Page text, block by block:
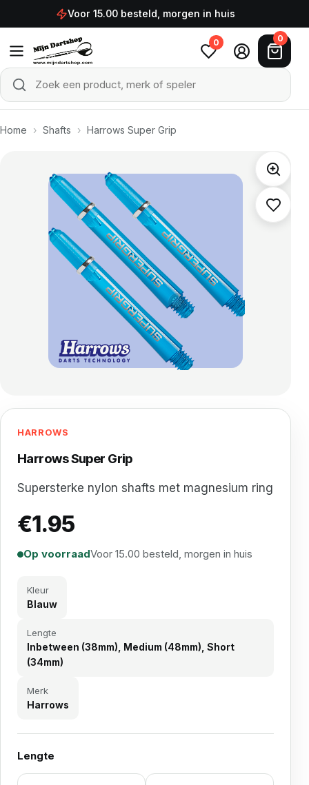
Ga naar de inhoudVoor 15.00 besteld, morgen in huis
Zoek een product, merk of speler
Zoeken
0 0
Home › Shafts › Harrows Super Grip
HARROWS
Harrows Super Grip
Supersterke nylon shafts met magnesium ring
€1.95
Op voorraadVoor 15.00 besteld, morgen in huis
Kleur
Blauw
Lengte
Inbetween (38mm), Medium (48mm), Short
(34mm)
Merk
Harrows
Lengte